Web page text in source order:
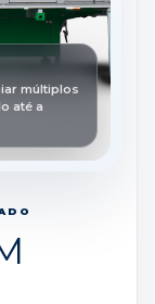
múltiplos
até a